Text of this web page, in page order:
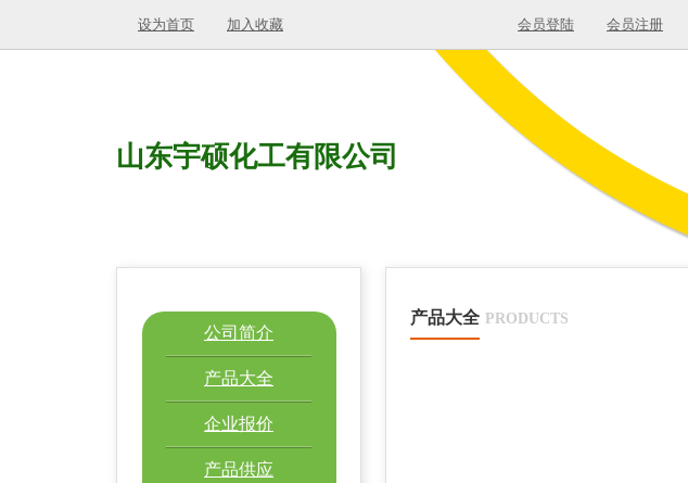
设为首页 加入收藏 会员登陆 会员注册
山东宇硕化工有限公司
公司简介
产品大全
企业报价
产品供应
产品大全 PRODUCTS